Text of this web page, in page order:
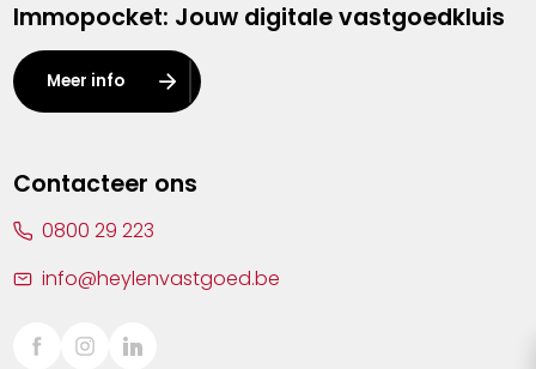
Kalmthout
Leuven
Lier
Sint-Truiden
Immopocket: Jouw digitale vastgoedkluis
Meer info
Contacteer ons
0800 29 223
info@heylenvastgoed.be